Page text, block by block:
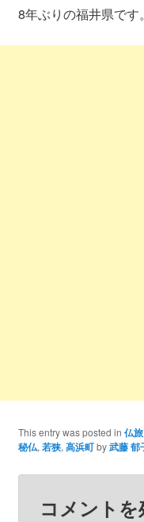
8年ぶりの福井県です
This entry was posted in 仏
秘仏, 若狭, 高浜町by武藤 郁
コメントを